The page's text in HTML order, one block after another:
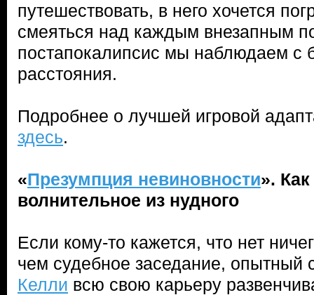
путешествовать, в него хочется
смеяться над каждым внезапным
постапокалипсис мы наблюдаем с
расстояния.
Подробнее о лучшей игровой
здесь.
«Презумпция невиновности».
волнительное из нудного
Если кому-то кажется, что нет
чем судебное заседание, опытный
Келли всю свою карьеру